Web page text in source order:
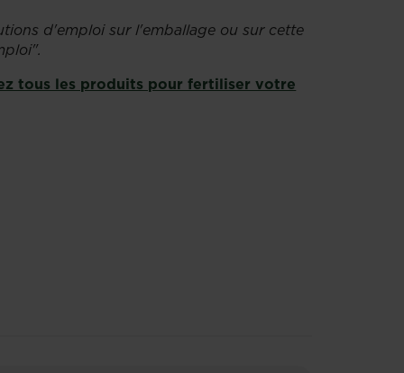
d'emploi sur l'emballage ou sur cette
tous les produits pour fertiliser votre